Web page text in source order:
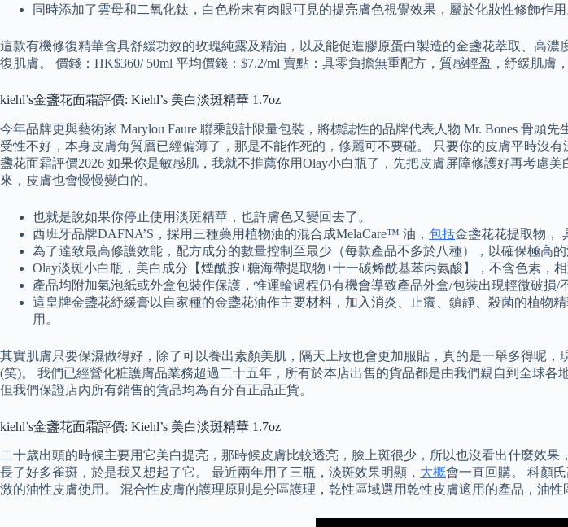
同時添加了雲母和二氧化鈦，白色粉末有肉眼可見的提亮膚色視覺效果，屬於化妝性修飾作用
這款有機修復精華含具舒緩功效的玫瑰純露及精油，以及能促進膠原蛋白製造的金盞花萃取、高
復肌膚。 價錢：HK$360/ 50ml 平均價錢：$7.2/ml 賣點：具零負擔無重配方，質感輕盈，紓緩肌膚
kiehl’s金盞花面霜評價: Kiehl’s 美白淡斑精華 1.7oz
今年品牌更與藝術家 Marylou Faure 聯乘設計限量包裝，將標誌性的品牌代表人物 Mr. Bones 骨
受性不好，本身皮膚角質層已經偏薄了，那是不能作死的，修麗可不要碰。 只要你的皮膚平時沒
盞花面霜評價2026 如果你是敏感肌，我就不推薦你用Olay小白瓶了，先把皮膚屏障修護好再考慮
來，皮膚也會慢慢變白的。
也就是說如果你停止使用淡斑精華，也許膚色又變回去了。
西班牙品牌DAFNA’S，採用三種藥用植物油的混合成MelaCare™ 油， 包括金盞花花提取物，
為了達致最高修護效能，配方成分的數量控制至最少（每款產品不多於八種），以確保極高的
Olay淡斑小白瓶，美白成分【煙酰胺+糖海帶提取物+十一碳烯酰基苯丙氨酸】，不含色素，
產品均附加氣泡紙或外盒包裝作保護，惟運輪過程仍有機會導致產品外盒/包裝出現輕微破損/
這皇牌金盞花紓緩膏以自家種的金盞花油作主要材料，加入消炎、止癢、鎮靜、殺菌的植物
用。
其實肌膚只要保濕做得好，除了可以養出素顏美肌，隔天上妝也會更加服貼，真的是一舉多得呢
(笑)。 我們已經營化粧護膚品業務超過二十五年，所有於本店出售的貨品都是由我們親自到全球
但我們保證店內所有銷售的貨品均為百分百正品正貨。
kiehl’s金盞花面霜評價: Kiehl’s 美白淡斑精華 1.7oz
二十歲出頭的時候主要用它美白提亮，那時候皮膚比較透亮，臉上斑很少，所以也沒看出什麼效
長了好多雀斑，於是我又想起了它。 最近兩年用了三瓶，淡斑效果明顯， 大概會一直回購。 科顏
激的油性皮膚使用。 混合性皮膚的護理原則是分區護理，乾性區域選用乾性皮膚適用的產品，油性